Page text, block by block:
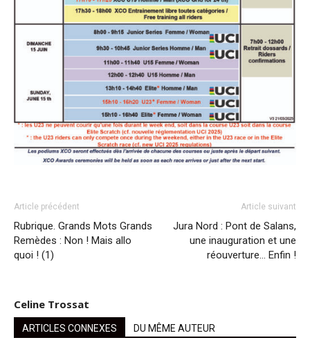
Article précédent
Rubrique. Grands Mots Grands
Remèdes : Non ! Mais allo
quoi ! (1)
Article suivant
Jura Nord : Pont de Salans,
une inauguration et une
réouverture… Enfin !
Celine Trossat
ARTICLES CONNEXES DU MÊME AUTEUR